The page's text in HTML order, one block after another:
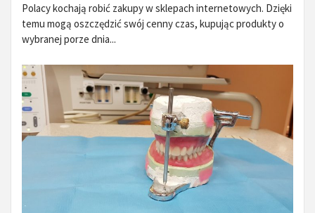
Polacy kochają robić zakupy w sklepach internetowych. Dzięki
temu mogą oszczędzić swój cenny czas, kupując produkty o
wybranej porze dnia...